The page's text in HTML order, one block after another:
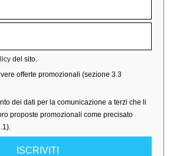
del sito.
offerte promozionali (sezione 3.3
dei dati per la comunicazione a terzi che li
proposte promozionali come precisato
ISCRIVITI